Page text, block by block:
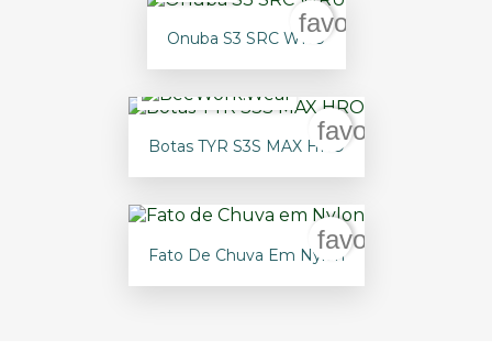
Onuba S3 SRC WRU
favorite_border
Botas TYR S3S MAX HRO
favorite_border
Fato De Chuva Em Nylon
favorite_border